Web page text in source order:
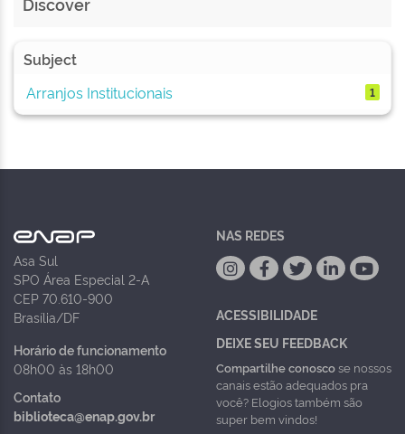
Subject
Arranjos Institucionais
1
Asa Sul
SPO Área Especial 2-A
CEP 70.610-900
Brasília/DF
Horário de funcionamento
08h00 às 18h00
Contato
biblioteca@enap.gov.br
NAS REDES
ACESSIBILIDADE
DEIXE SEU FEEDBACK
Compartilhe conoscose nossos
canais estão adequados pra
você? Elogios também são
super bem vindos!